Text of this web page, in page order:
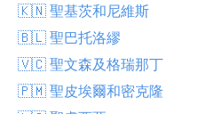
🇰🇳 聖基茨和尼維斯
🇧🇱 聖巴托洛繆
🇻🇨 聖文森及格瑞那丁
🇵🇲 聖皮埃爾和密克隆